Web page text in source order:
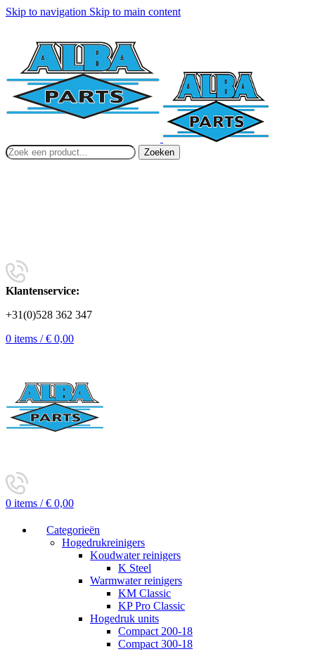
Skip to navigation Skip to main content
Zoeken
Klantenservice:
+31(0)528 362 347
0 items / € 0,00
0 items / € 0,00
Categorieën
Hogedrukreinigers
Koudwater reinigers
K Steel
Warmwater reinigers
KM Classic
KP Pro Classic
Hogedruk units
Compact 200-18
Compact 300-18